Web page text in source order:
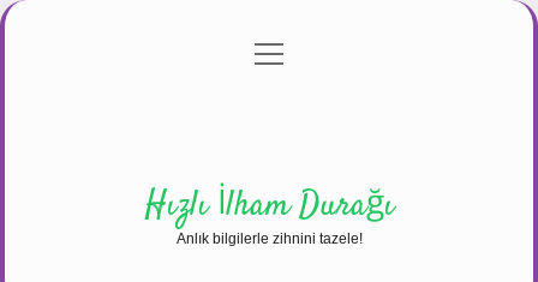
Gizlilik Politikası
menüyü
Hızlı İlham Durağı
Anlık bilgilerle zihnini tazele!